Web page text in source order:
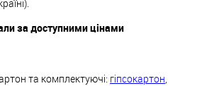
за доступними цінами
та комплектуючі: гіпсокартон,